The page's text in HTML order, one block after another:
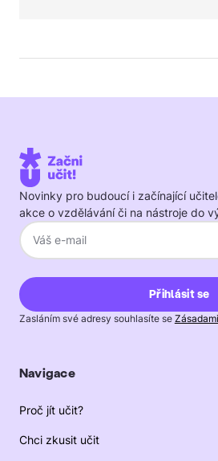
Novinky pro budoucí i začínající
akce o vzdělávání či na nástroje do
Zasláním své adresy souhlasíte se
Navigace
Proč jít učit?
Chci zkusit učit